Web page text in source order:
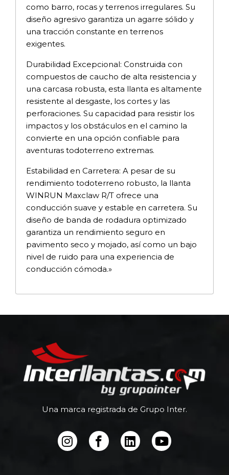
como barro, rocas y terrenos irregulares. Su
diseño agresivo garantiza un agarre sólido y
una tracción constante en terrenos
exigentes.
Durabilidad Excepcional: Construida con
compuestos de caucho de alta resistencia y
una carcasa robusta, esta llanta es altamente
resistente al desgaste, los cortes y las
perforaciones. Su capacidad para resistir los
impactos y los obstáculos en el camino la
convierte en una opción confiable para
aventuras todoterreno extremas.
Estabilidad en Carretera: A pesar de su
rendimiento todoterreno robusto, la llanta
WINRUN Maxclaw R/T ofrece una
conducción suave y estable en carretera. Su
diseño de banda de rodadura optimizado
garantiza un rendimiento seguro en
pavimento seco y mojado, así como un bajo
nivel de ruido para una experiencia de
conducción cómoda.»
Una marca registrada de Grupo Inter.